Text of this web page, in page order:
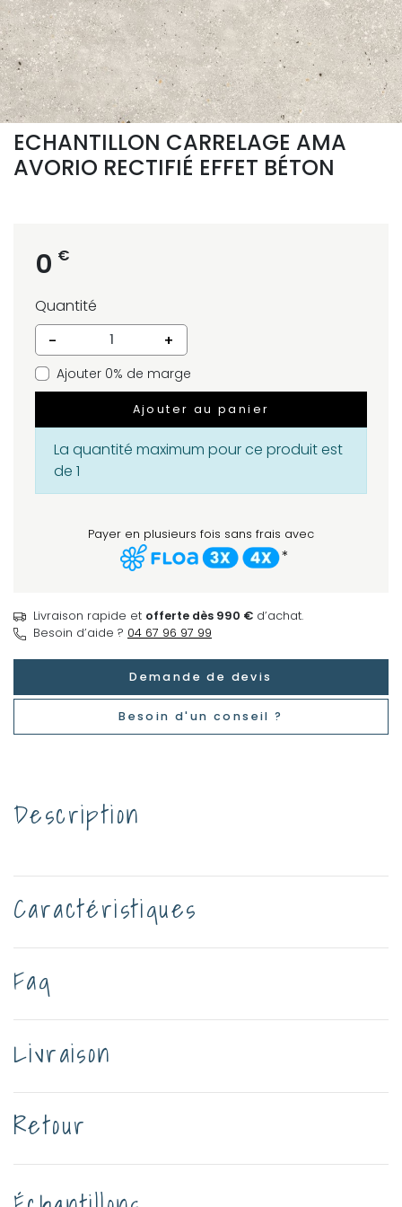
ECHANTILLON CARRELAGE AMA
AVORIO RECTIFIÉ EFFET BÉTON
0 €
Quantité
-
+
Ajouter 0% de marge
Ajouter au panier
La quantité maximum pour ce produit est
de 1
Payer en plusieurs fois sans frais avec
*
Livraison rapide et offerte dès 990 € d’achat.
Besoin d’aide ? 04 67 96 97 99
Demande de devis
Besoin d'un conseil ?
Description
Caractéristiques
Faq
Livraison
Retour